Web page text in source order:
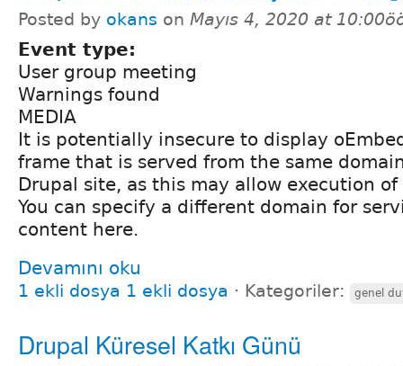
Posted by okans on Mayıs 4, 2020 at
Event type:
User group meeting
Warnings found
MEDIA
It is potentially insecure to display
frame that is served from the same
Drupal site, as this may allow execution
You can specify a different domain for
content here.
Devamını oku
1 ekli dosya 1 ekli dosya ⋅ Kategoriler: genel
Drupal Küresel Katkı Günü